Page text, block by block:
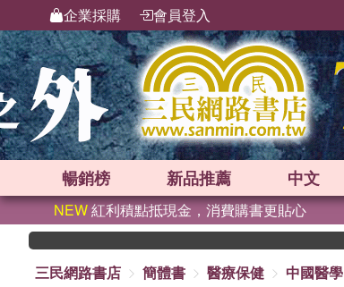
企業採購 會員登入
暢銷榜 新品推薦 中文
NEW紅利積點抵現金，消費購書更貼心
三民網路書店
簡體書 醫療保健 中國醫學